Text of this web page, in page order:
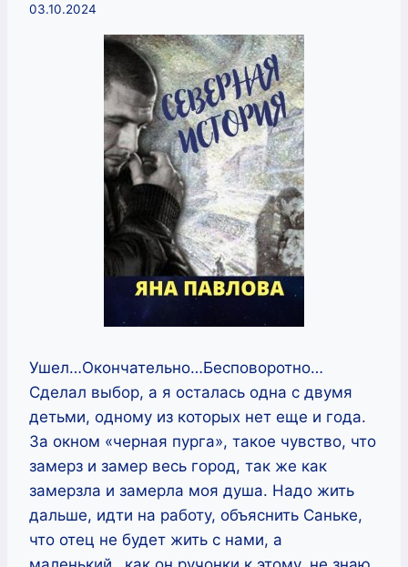
03.10.2024
Ушел…Окончательно…Бесповоротно…
Сделал выбор, а я осталась одна с двумя
детьми, одному из которых нет еще и года.
За окном «черная пурга», такое чувство, что
замерз и замер весь город, так же как
замерзла и замерла моя душа. Надо жить
дальше, идти на работу, объяснить Саньке,
что отец не будет жить с нами, а